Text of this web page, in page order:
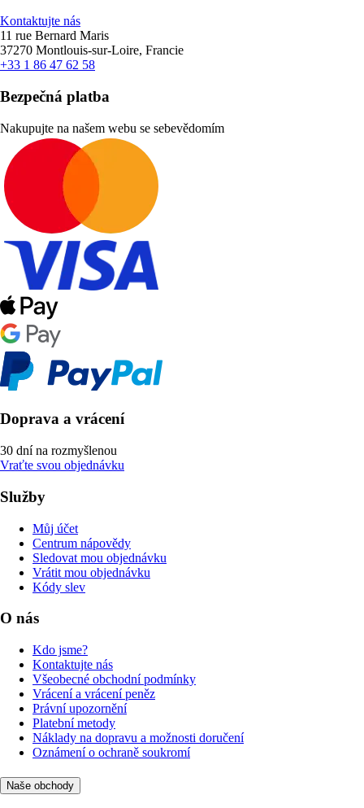
Kontaktujte nás
11 rue Bernard Maris
37270 Montlouis-sur-Loire, Francie
+33 1 86 47 62 58
Bezpečná platba
Nakupujte na našem webu se sebevědomím
Doprava a vrácení
30 dní na rozmyšlenou
Vraťte svou objednávku
Služby
Můj účet
Centrum nápovědy
Sledovat mou objednávku
Vrátit mou objednávku
Kódy slev
O nás
Kdo jsme?
Kontaktujte nás
Všeobecné obchodní podmínky
Vrácení a vrácení peněz
Právní upozornění
Platební metody
Náklady na dopravu a možnosti doručení
Oznámení o ochraně soukromí
Naše obchody